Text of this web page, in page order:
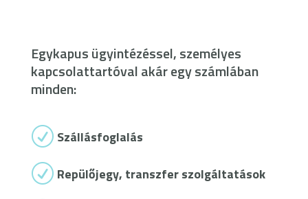
Egykapus ügyintézéssel, személyes
kapcsolattartóval akár egy számlában
minden:
R Szállásfoglalás
R Repülőjegy, transzfer szolgáltatások